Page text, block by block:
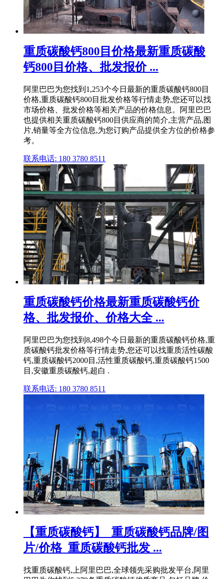
重质碳酸钙800目价格最新重质碳酸
钙800目价格、批发报价 ...
阿里巴巴为您找到1,253个今日最新的重质碳酸钙800目
价格,重质碳酸钙800目批发价格等行情走势,您还可以找
市场价格、批发价格等相关产品的价格信息。阿里巴巴
也提供相关重质碳酸钙800目供应商的简介,主营产品,图
片,销量等全方位信息,为您订购产品提供全方位的价格参
考。
联系电话: 180 3780 8511
重质碳酸钙价格最新重质碳酸钙价
格、批发报价、价格大全 ...
阿里巴巴为您找到8,498个今日最新的重质碳酸钙价格,重
质碳酸钙批发价格等行情走势,您还可以找重质活性碳酸
钙,重质碳酸钙2000目,活性重质碳酸钙,重质碳酸钙1500
目,安徽重质碳酸钙,超白 .
联系电话: 180 3780 8511
【重质碳酸钙】_重质碳酸钙品牌/图
片/价格_重质碳酸钙批发 ...
找重质碳酸钙,上阿里巴巴,全球领先采购批发平台,阿里